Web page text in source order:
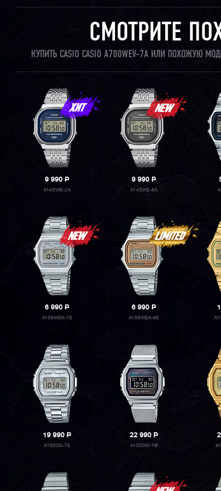
СМОТРИТЕ
КУПИТЬ CASIO CASIO A700WEV-7A ИЛИ ПОХОЖУЮ
9 990P
A140WE-2A
9 990P
A140WE-8A
6 990P
A158WEA-7E
6 990P
A158WEA-9E
19 990P
A1000D-7E
22 990P
A1000M-1B